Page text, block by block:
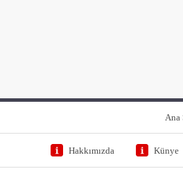
Ana
Hakkımızda Künye